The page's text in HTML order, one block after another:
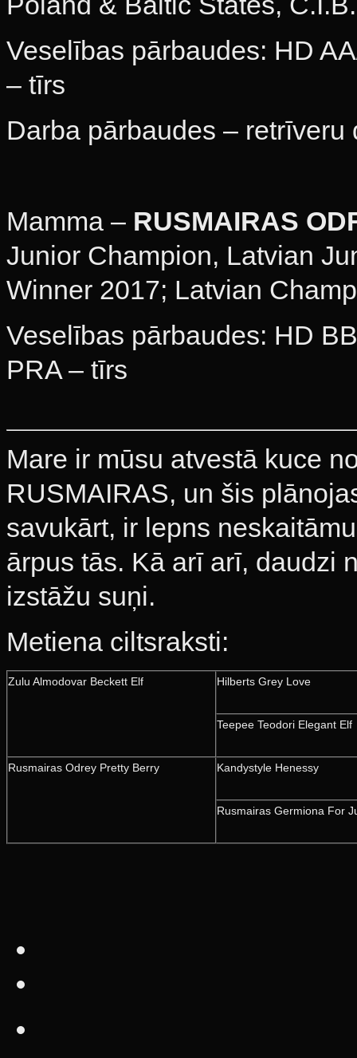
Veselības pārbaudes: HD
– tīrs
Darba pārbaudes –
Mamma – RUSMAIRAS
Junior Champion, Latvian
Winner 2017; Latvian
Veselības pārbaudes: HD
PRA – tīrs
Mare ir mūsu atvestā kuce
RUSMAIRAS, un šis
savukārt, ir lepns
ārpus tās. Kā arī arī, daudzi
izstāžu suņi.
Metiena ciltsraksti:
Zulu Almodovar Beckett Elf Hilberts Grey Love
Teepee Teodori Elegant Elf
Rusmairas Odrey Pretty Berry Kandystyle Henessy
Rusmairas Germiona For